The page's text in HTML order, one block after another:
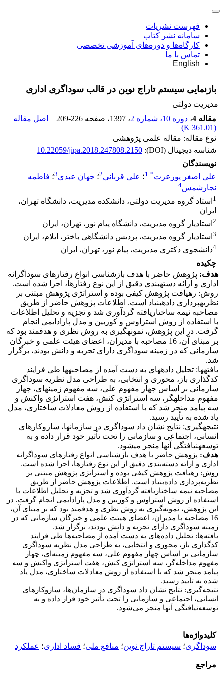
فهرست نشریات
سامانه نشر کتاب
کارگاه‌ها و دوره‌های آموزشی تخصصی
تماس با ما
English
بازنمایی سیستم تاراج نوین در قالب سوداگری اداری
مدیریت دولتی
مقاله 4
، دوره 10، شماره 2 ، 1397 ، صفحه 209-226
اصل مقاله
(
361.01 K
)
نوع مقاله: مقاله علمی پژوهشی
شناسه دیجیتال (DOI):
10.22059/jipa.2018.247808.2150
نویسندگان
علی اصغر پورعزت*
1؛ علی قربانی2؛ جهان عبدی3؛ فاطمه
نجارشمس4
1 استاد گروه مدیریت دولتی، دانشکده مدیریت، دانشگاه تهران،
ایران
2 استادیار گروه مدیریت، دانشگاه پیام نور، تهران، ایران
3 استادیار گروه مدیریت، پردیس دانشگاهی باختر، ایلام، ایران
4دانشجوی دکتری مدیریت، پیام نور، تهران، ایران
چکیده
هدف: پژوهش حاضر با هدف بازشناسی انواع رفتارهای سوداگرانه
اداری و ارائه دسته‎بندی دقیق از این نوع رفتارها، اجرا شده است.
روش: رهیافت پژوهش کیفی بوده و استراتژی پژوهش مبتنی بر
نظریه‎پردازی داده‎بنیاد است. اطلاعات پژوهش حاضر از طریق
مصاحبه نیمه ‎ساختاریافته گردآوری شد و تجزیه و تحلیل اطلاعات
با استفاده از روش استراوس و کوربین و مدل پارادایمی انجام
گرفت. در این پژوهش، نمونه‎گیری به روش نظری و هدفمند بود که
بر مبنای آن، 16 مصاحبه با مدیران، اعضای هیئت علمی و خبرگان
سازمانی که در زمینه سوداگری دارای تجربه و دانش بودند، برگزار
شد.
یافته‎ها: تحلیل داده‎های به ‎دست آمده از مصاحبه‎ها طی فرایند
کدگذاری باز، محوری و انتخابی، به طراحی مدل نظریه سوداگری
سازمانی بر اساس چهار مفهوم علی، سه مفهوم زمینه‎ای، چهار
مفهوم مداخله‎گر، سه استراتژی کنش، هفت استراتژی واکنش و
سه پیامد منجر شد که با ‎‎استفاده از روش معادلات ساختاری، مدل
یاد شده به تأیید رسید.
نتیجه‎گیری: نتایج نشان داد سوداگری در سازمان‎ها، سازوکارهای
انسانی، اجتماعی و سازمانی را تحت تأثیر خود قرار داده و به
توسعه‎نیافتگی آنها منجر می‎شود.
هدف: پژوهش حاضر با هدف بازشناسی انواع رفتارهای سوداگرانه
اداری و ارائه دستهبندی دقیق از این نوع رفتارها، اجرا شده است.
روش: رهیافت پژوهش کیفی بوده و استراتژی پژوهش مبتنی بر
نظریهپردازی دادهبنیاد است. اطلاعات پژوهش حاضر از طریق
مصاحبه نیمه ساختاریافته گردآوری شد و تجزیه و تحلیل اطلاعات با
استفاده از روش استراوس و کوربین و مدل پارادایمی انجام گرفت. در
این پژوهش، نمونهگیری به روش نظری و هدفمند بود که بر مبنای آن،
16 مصاحبه با مدیران، اعضای هیئت علمی و خبرگان سازمانی که در
زمینه سوداگری دارای تجربه و دانش بودند، برگزار شد.
یافتهها: تحلیل دادههای به دست آمده از مصاحبهها طی فرایند
کدگذاری باز، محوری و انتخابی، به طراحی مدل نظریه سوداگری
سازمانی بر اساس چهار مفهوم علی، سه مفهوم زمینه ای، چهار
مفهوم مداخلهگر، سه استراتژی کنش، هفت استراتژی واکنش و سه
پیامد منجر شد که با
استفاده از روش معادلات ساختاری، مدل یاد
شده به تأیید رسید.
نتیجهگیری: نتایج نشان داد سوداگری در سازمانها، سازوکارهای
انسانی، اجتماعی و سازمانی را تحت تأثیر خود قرار داده و به
توسعهنیافتگی آنها منجر میشود.
کلیدواژه‌ها
سوداگری؛ سیستم تاراج نوین؛ منافع ملی؛ فساد اداری؛ عملکرد
مراجع